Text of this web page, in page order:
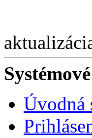
Úvodná